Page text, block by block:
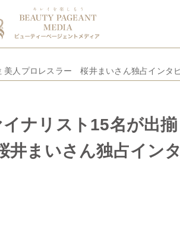
ナリスト15名が出揃
まいさん独占インタ